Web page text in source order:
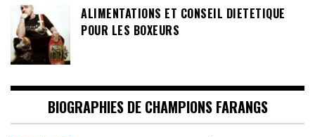
ALIMENTATIONS ET CONSEIL DIETETIQUE
POUR LES BOXEURS
BIOGRAPHIES DE CHAMPIONS FARANGS